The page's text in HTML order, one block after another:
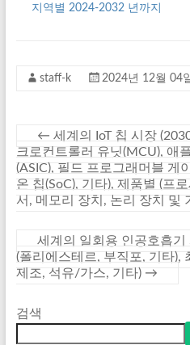
지역별 2024-2032 년까지
staff-k 2024년 12월 04
← 세계의 IoT 칩 시장
크로컨트롤러 유닛(MCU), 애
(ASIC), 필드 프로그래머블 게
온 칩(SoC), 기타), 제품별 (프
서, 메모리 장치, 논리 장치 및
세계의 일회용 인공호흡기
(폴리에스테르, 부직포, 기타),
제조, 석유/가스, 기타) →
검색